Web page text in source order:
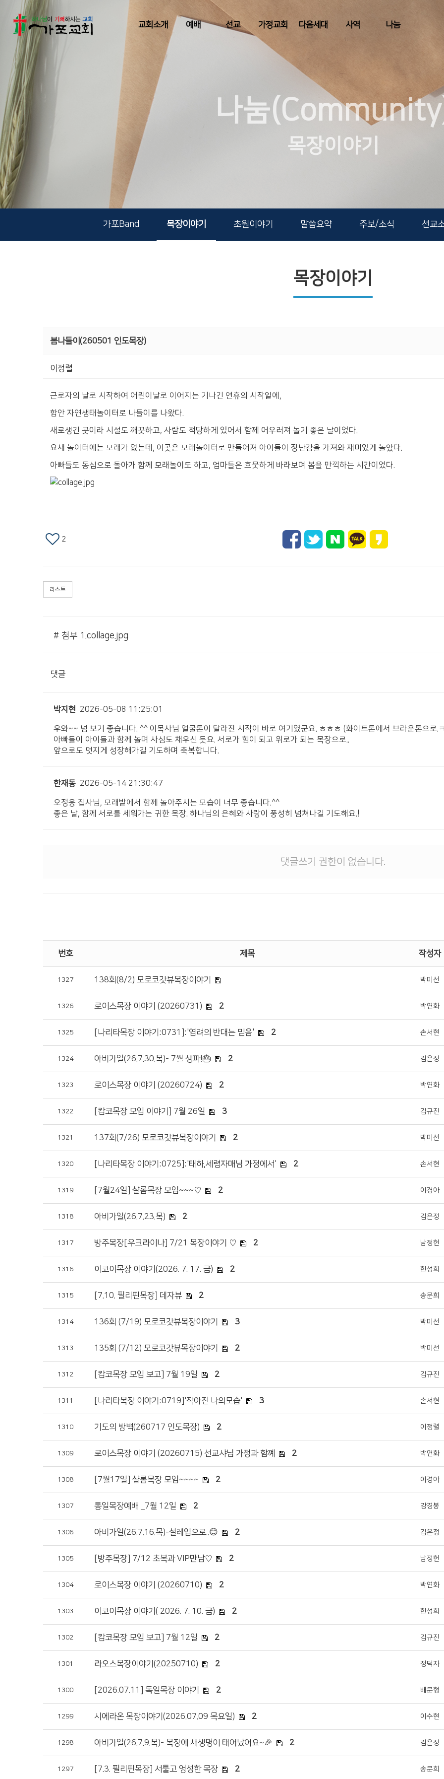
교회소개 예배 선교 가정교회 다음세대 사역 나눔
나눔
목장이야기
가포Band 목장이야기 초원이야기 말씀요약 주보/소식 선교
목장이야기
봄나들이(260501 인도목장)
이정렬
근로자의 날로 시작하여 어린이날로 이어지는 기나긴 연휴의 시작일에,
함안 자연생태놀이터로 나들이를 나왔다.
새로생긴 곳이라 시설도 깨끗하고, 사람도 적당하게 있어서 함께 어우러져 놀기 좋은 날이었다.
요새 놀이터에는 모래가 없는데, 이곳은 모래놀이터로 만들어져 아이들이 장난감을 가져와 재미있게 놀았다.
아빠들도 동심으로 돌아가 함께 모래놀이도 하고, 엄마들은 흐뭇하게 바라보며 봄을 만끽하는 시간이었다.
2
리스트
# 첨부 1.collage.jpg
댓글
박지현 2026-05-08 11:25:01
우와~~ 넘 보기 좋습니다. ^^ 이목사님 얼굴톤이 달라진 시작이 바로 여기였군요. ㅎㅎㅎ (화이트톤에서 브라운톤으로.
아빠들이 아이들과 함께 놀며 사심도 채우신 듯요. 서로가 힘이 되고 위로가 되는 목장으로..
앞으로도 멋지게 성장해가길 기도하며 축복합니다.
한재동 2026-05-14 21:30:47
오정웅 집사님, 모래밭에서 함께 놀아주시는 모습이 너무 좋습니다.^^
좋은 날, 함께 서로를 세워가는 귀한 목장. 하나님의 은혜와 사랑이 풍성히 넘쳐나길 기도해요.!
댓글쓰기 권한이 없습니다.
번호 제목 작성자
1327 138회(8/2) 모로코갓뷰목장이야기 박미선
1326 로이스목장 이야기 (20260731) 2 박연화
1325 [나리타목장 이야기:0731]:'염려의 반대는 믿음' 2 손서현
1324 아비가일(26.7.30.목)- 7월 생파!🎂 2 김은정
1323 로이스목장 이야기 (20260724) 2 박연화
1322 [캄코목장 모임 이야기] 7월 26일 3 김규진
1321 137회(7/26) 모로코갓뷰목장이야기 2 박미선
1320 [나리타목장 이야기:0725]:'태하,세령자매님 가정에서' 2 손서현
1319 [7월24일] 샬롬목장 모임~~~♡ 2 이경아
1318 아비가일(26.7.23.목) 2 김은정
1317 방주목장[우크라이나] 7/21 목장이야기 ♡ 2 남정헌
1316 이코이목장 이야기(2026. 7. 17. 금) 2 한성희
1315 [7.10. 필리핀목장] 데자뷰 2 송문희
1314 136회 (7/19) 모로코갓뷰목장이야기 3 박미선
1313 135회 (7/12) 모로코갓뷰목장이야기 2 박미선
1312 [캄코목장 모임 보고] 7월 19일 2 김규진
1311 [나리타목장 이야기:0719]'작아진 나의모습' 3 손서현
1310 기도의 방벽(260717 인도목장) 2 이정렬
1309 로이스목장 이야기 (20260715) 선교샤님 가정과 함꼐 2 박연화
1308 [7월17일] 샬롬목장 모임~~~~ 2 이경아
1307 통일목장예배 _7월 12일 2 강경봉
1306 아비가일(26.7.16.목)-설레임으로..😊 2 김은정
1305 [방주목장] 7/12 초복과 VIP만남♡ 2 남정헌
1304 로이스목장 이야기 (20260710) 2 박연화
1303 이코이목장 이야기( 2026. 7. 10. 금) 2 한성희
1302 [캄코목장 모임 보고] 7월 12일 2 김규진
1301 라오스목장이야기(20250710) 2 정덕자
1300 [2026.07.11] 독일목장 이야기 2 배문형
1299 시에라온 목장이야기(2026.07.09 목요일) 2 이수현
1298 아비가일(26.7.9.목)- 목장에 새생명이 태어났어요~🎉 2 김은정
1297 [7.3. 필리핀목장] 서툴고 엉성한 목장 2 송문희